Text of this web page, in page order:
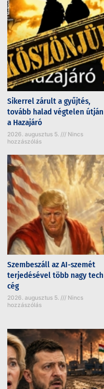
Sikerrel zárult a gyűjtés,
tovább halad végtelen útján
a Hazajáró
2026. augusztus 5.
Nincs
hozzászólás
Szembeszáll az AI-szemét
terjedésével több nagy tech
cég
2026. augusztus 5.
Nincs
hozzászólás